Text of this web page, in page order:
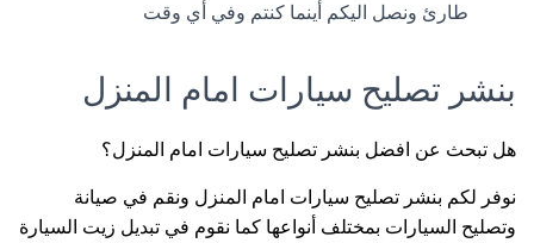
طارئ ونصل اليكم أينما كنتم وفي أي وقت
بنشر تصليح سيارات امام المنزل
هل تبحث عن افضل بنشر تصليح سيارات امام المنزل؟
نوفر لكم بنشر تصليح سيارات امام المنزل ونقم في صيانة
وتصليح السيارات بمختلف أنواعها كما نقوم في تبديل زيت السيارة